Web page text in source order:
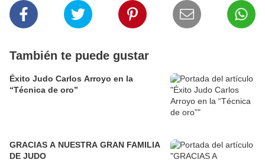
También te puede gustar
Éxito Judo Carlos Arroyo en la
“Técnica de oro”
GRACIAS A NUESTRA GRAN FAMILIA
DE JUDO